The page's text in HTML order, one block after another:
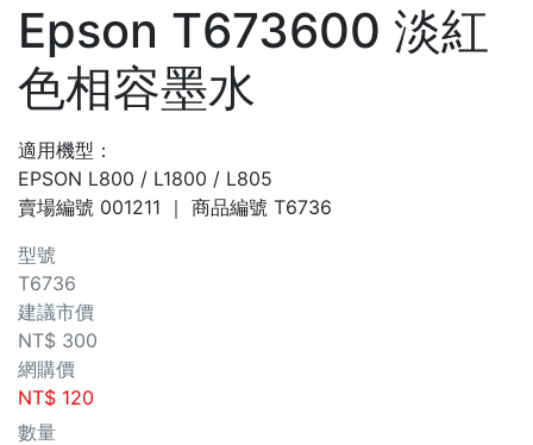
Epson T673600 淡紅
色相容墨水
適用機型：
EPSON L800 / L1800 / L805
賣場編號 001211 ｜ 商品編號 T6736
型號
T6736
建議市價
NT$ 300
網購價
NT$ 120
數量